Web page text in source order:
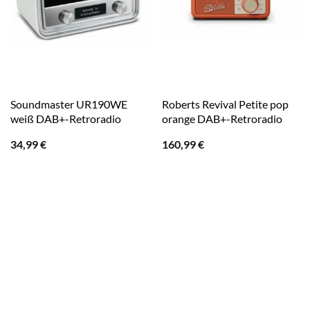
Soundmaster UR190WE
weiß DAB+-Retroradio
34,99€
Roberts Revival Petite pop
orange DAB+-Retroradio
160,99€